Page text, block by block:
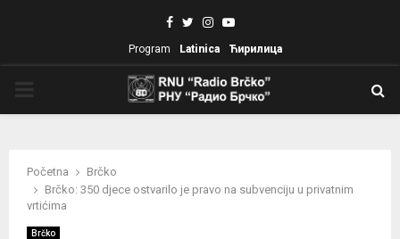
Facebook
TwitterInstagram
Youtube
Program Latinica Ћирилица
Početna
Brčko
Brčko: 350 djece ostvarilo je pravo na subvenciju u privatnim
vrtićima
Brčko